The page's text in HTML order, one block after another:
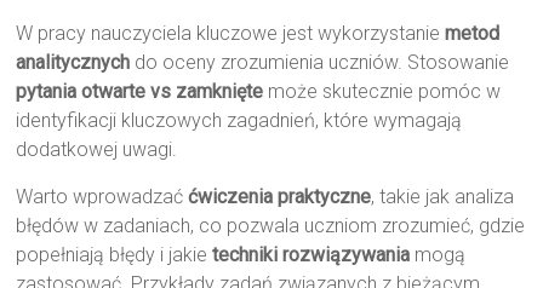
W pracy nauczyciela kluczowe jest wykorzystaniemetod
analitycznych do oceny zrozumienia uczniów. Stosowanie
pytania otwarte vs zamknięte może skutecznie pomóc w
identyfikacji kluczowych zagadnień, które wymagają
dodatkowej uwagi.
Warto wprowadzaććwiczenia praktyczne, takie jak analiza
błędów w zadaniach, co pozwala uczniom zrozumieć, gdzie
popełniają błędy i jakietechniki rozwiązywania mogą